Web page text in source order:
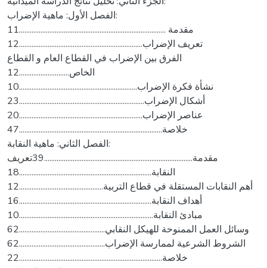
الفصل الأول: ماهية الإضراب:
مقدمة ..................................................................................11
تعريف الإضراب.....................................................................12
الفرق بين الإضراب في القطاع العام و القطاع
الخاص............................12
نشأة فكرة الإضراب..................................................................10
أشكال الإضراب......................................................................23
عناصر الإضراب.....................................................................20
خلاصة................................................................................47
الفصل الثاني: ماهية النقابة:
مقدمة...................................................................................39تعريف
النقابة..........................................................................18
أهم النقابات المستقلة في قطاع التربية...............................................12
أهداف النقابة..........................................................................16
مبادئ النقابة...........................................................................10
وسائل العمل الممنوحة للهيكل النقابي................................................62
الشروط الشرعية لممارسة الإضراب................................................62
خلاصة................................................................................22